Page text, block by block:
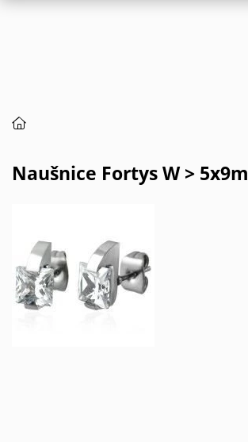
Naušnice Fortys W >